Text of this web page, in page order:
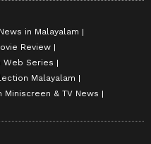
in Malayalam
Review
Web Series
Malayalam
Miniscreen & TV News